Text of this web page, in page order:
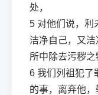
处，
5 对他们说，利
洁净自己，又
所中除去污秽之
6 我们列祖犯了
的事，离弃他，